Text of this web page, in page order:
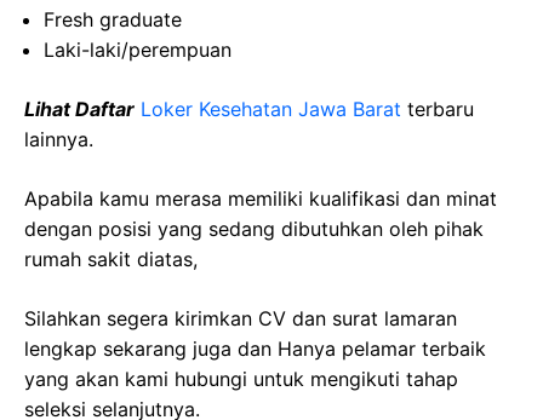
Fresh graduate
Laki-laki/perempuan
Lihat Daftar Loker Kesehatan Jawa Barat terbaru
lainnya.
Apabila kamu merasa memiliki kualifikasi dan minat
dengan posisi yang sedang dibutuhkan oleh pihak
rumah sakit diatas,
Silahkan segera kirimkan CV dan surat lamaran
lengkap sekarang juga dan Hanya pelamar terbaik
yang akan kami hubungi untuk mengikuti tahap
seleksi selanjutnya.